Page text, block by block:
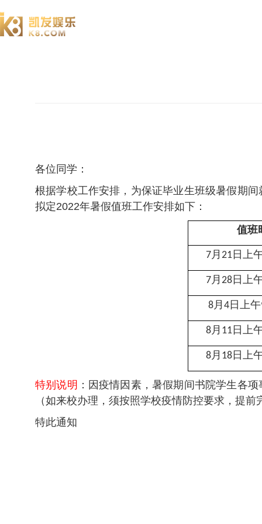
各位同学：
根据学校工作安排，为保证毕业生班级暑假期
拟定2022年暑假值班工作安排如下：
值班
7月 21日上
7月 28日上
8月 4 日上午
8月 11日上
8月 18日上
特别说明 ：因疫情因素，暑假期间书院学生各
（如来校办理，须按照学校疫情防控要求，提
特此通知